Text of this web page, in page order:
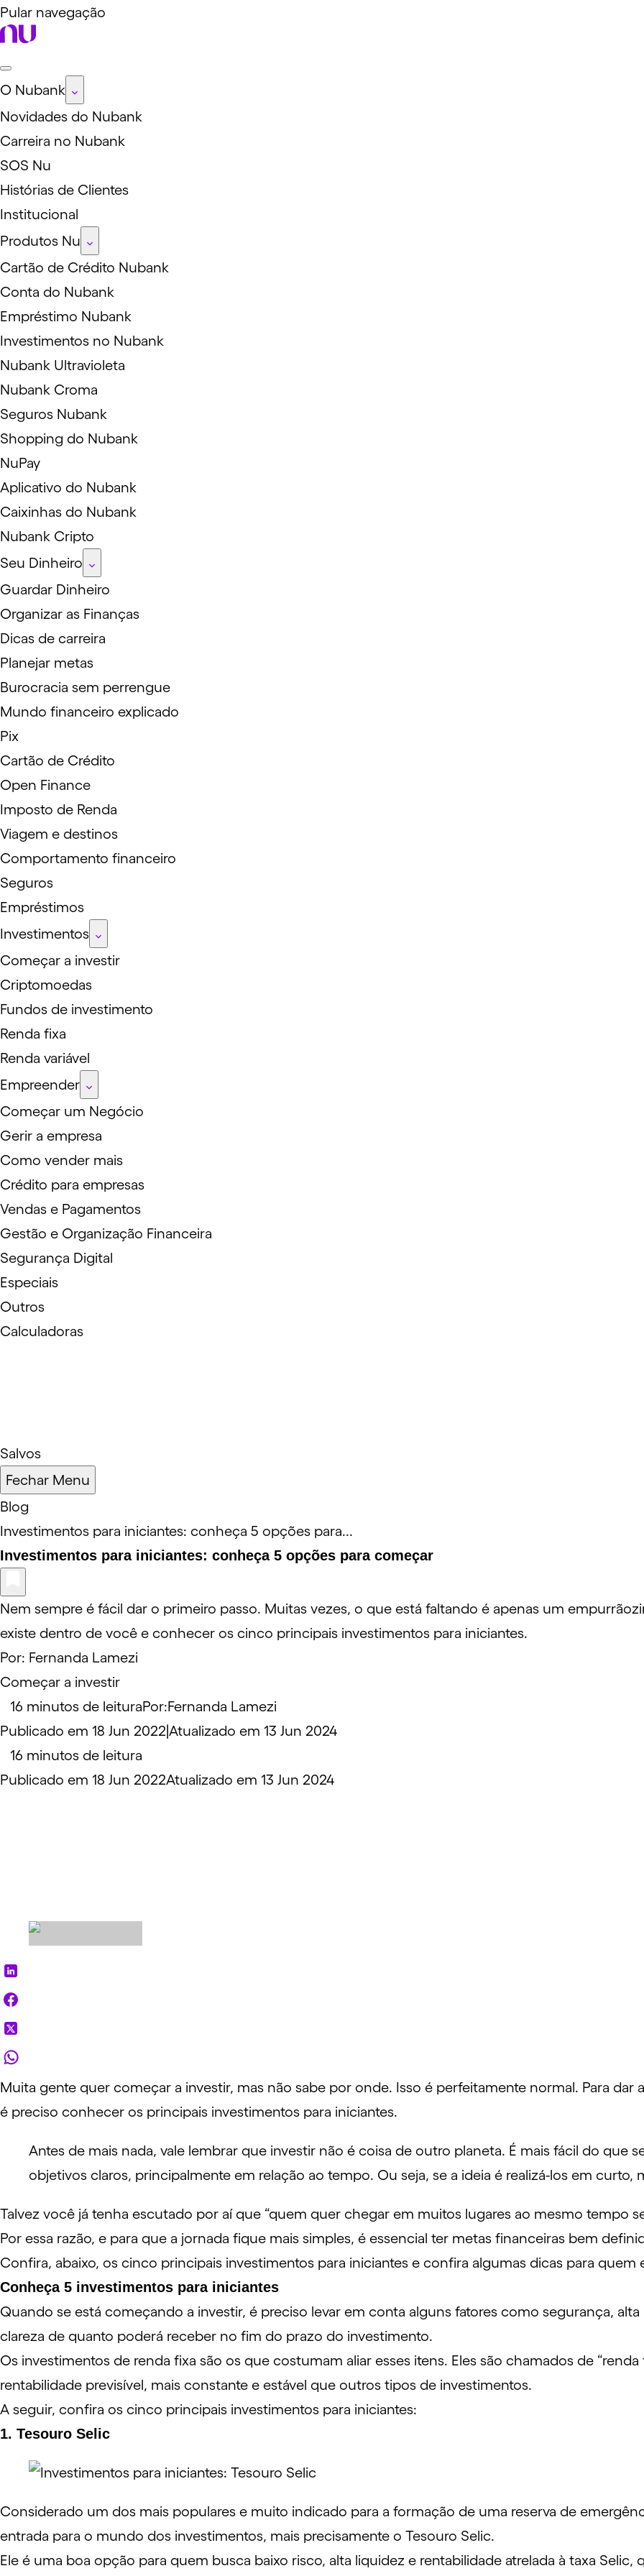
Pular navegação
O Nubank
Novidades do Nubank
Carreira no Nubank
SOS Nu
Histórias de Clientes
Institucional
Produtos Nu
Cartão de Crédito Nubank
Conta do Nubank
Empréstimo Nubank
Investimentos no Nubank
Nubank Ultravioleta
Nubank Croma
Seguros Nubank
Shopping do Nubank
NuPay
Aplicativo do Nubank
Caixinhas do Nubank
Nubank Cripto
Seu Dinheiro
Guardar Dinheiro
Organizar as Finanças
Dicas de carreira
Planejar metas
Burocracia sem perrengue
Mundo financeiro explicado
Pix
Cartão de Crédito
Open Finance
Imposto de Renda
Viagem e destinos
Comportamento financeiro
Seguros
Empréstimos
Investimentos
Começar a investir
Criptomoedas
Fundos de investimento
Renda fixa
Renda variável
Empreender
Começar um Negócio
Gerir a empresa
Como vender mais
Crédito para empresas
Vendas e Pagamentos
Gestão e Organização Financeira
Segurança Digital
Especiais
Outros
Calculadoras
Salvos
Fechar Menu
Blog
Investimentos para iniciantes: conheça 5 opções para...
Investimentos para iniciantes: conheça 5 opções para começar
Nem sempre é fácil dar o primeiro passo. Muitas vezes, o que está faltando é apenas um
existe dentro de você e conhecer os cinco principais investimentos para iniciantes.
Por: Fernanda Lamezi
Começar a investir
16 minutos de leituraPor:Fernanda Lamezi
Publicado em 18 Jun 2022 Atualizado em 13 Jun 2024
16 minutos de leitura
Publicado em 18 Jun 2022Atualizado em 13 Jun 2024
Muita gente quer começar a investir, mas não sabe por onde. Isso é perfeitamente normal. Para dar
é preciso conhecer os principais investimentos para iniciantes.
Antes de mais nada, vale lembrar que investir não é coisa de outro planeta. É mais fácil do que
objetivos claros, principalmente em relação ao tempo. Ou seja, se a ideia é realizá-los em curto,
Talvez você já tenha escutado por aí que “quem quer chegar em muitos lugares ao mesmo tempo
Por essa razão, e para que a jornada fique mais simples, é essencial ter metas financeiras bem
Confira, abaixo, os cinco principais investimentos para iniciantes e confira algumas dicas para
Conheça 5 investimentos para iniciantes
Quando se está começando a investir, é preciso levar em conta alguns fatores como segurança, alta
clareza de quanto poderá receber no fim do prazo do investimento.
Os investimentos de renda fixa são os que costumam aliar esses itens. Eles são chamados de
rentabilidade previsível, mais constante e estável que outros tipos de investimentos.
A seguir, confira os cinco principais investimentos para iniciantes:
1. Tesouro Selic
Considerado um dos mais populares e muito indicado para a formação de uma reserva de
entrada para o mundo dos investimentos, mais precisamente o Tesouro Selic.
Ele é uma boa opção para quem busca baixo risco, alta liquidez e rentabilidade atrelada à taxa Selic,